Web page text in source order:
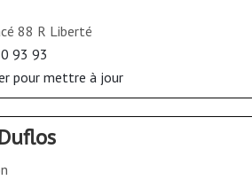
88 R Liberté
93 93
pour mettre à jour